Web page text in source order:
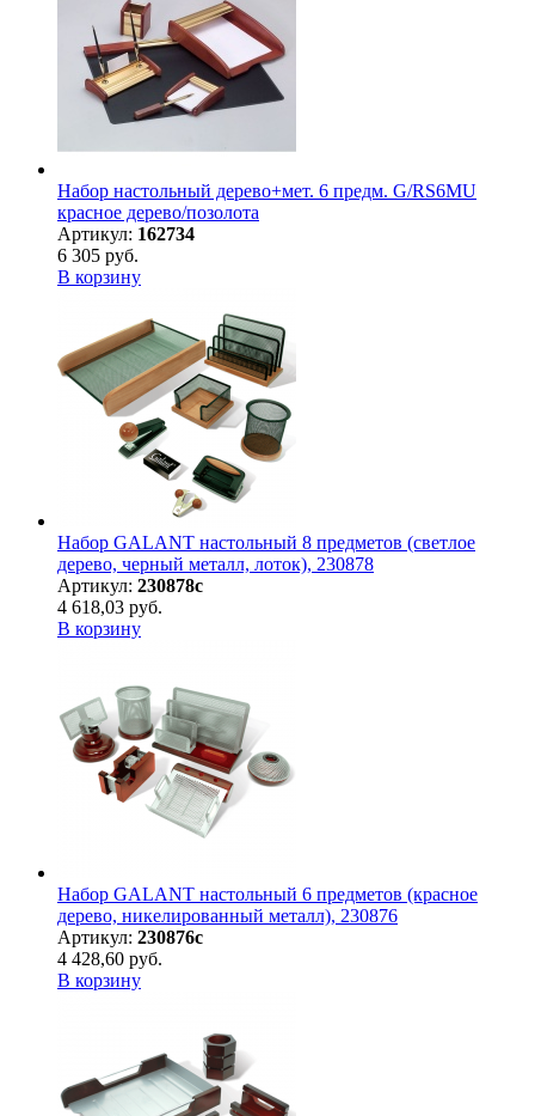
Набор настольный дерево+мет. 6 предм. G/RS6MU
красное дерево/позолота
Артикул: 162734
6 305 руб.
В корзину
Набор GALANT настольный 8 предметов (светлое
дерево, черный металл, лоток), 230878
Артикул: 230878с
4 618,03 руб.
В корзину
Набор GALANT настольный 6 предметов (красное
дерево, никелированный металл), 230876
Артикул: 230876с
4 428,60 руб.
В корзину